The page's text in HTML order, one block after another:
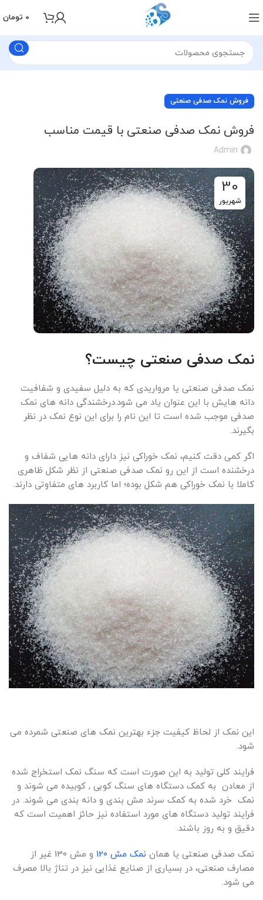
0 تومان
فروش نمک صدفی صنعتی
فروش نمک صدفی صنعتی با قیمت مناسب
Admin
30
شهریور
نمک صدفی صنعتی چیست؟
نمک صدفی صنعتی یا مرواریدی که به دلیل سفیدی و شفافیت
دانه هایش با این عنوان یاد می شود.درخشندگی دانه های نمک
صدفی موجب شده است تا این نام را برای این نوع نمک در نظر
بگیرند.
اگر کمی دقت کنیم، نمک خوراکی نیز دارای دانه هایی شفاف و
درخشنده است از این رو نمک صدفی صنعتی از نظر شکل ظاهری
کاملا با نمک خوراکی هم شکل بوده؛ اما کاربرد های متفاوتی دارند.
این نمک از لحاظ کیفیت جزء بهترین نمک های صنعتی شمرده می
شود.
فرایند کلی تولید به این صورت است که سنگ نمک استخراج شده
از معادن به کمک دستگاه های سنگ کوبی , کوبیده می شوند و
نمک خرد شده به کمک سرند مش بندی و دانه بندی می شوند. در
فرایند تولید دستگاه های مورد استفاده نیز حائز اهمیت است که
دقیق و به روز باشند.
نمک صدفی صنعتی یا همان نمک مش 120
و مش 130 غیر از
مصارف صنعتی، در بسیاری از صنایع غذایی نیز در تناژ بالا مصرف
می شود.